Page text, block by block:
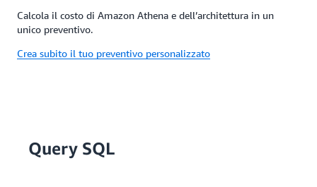
Calcola il costo di Amazon Athena e dell’architettura in un
unico preventivo.
Crea subito il tuo preventivo personalizzato
Query SQL